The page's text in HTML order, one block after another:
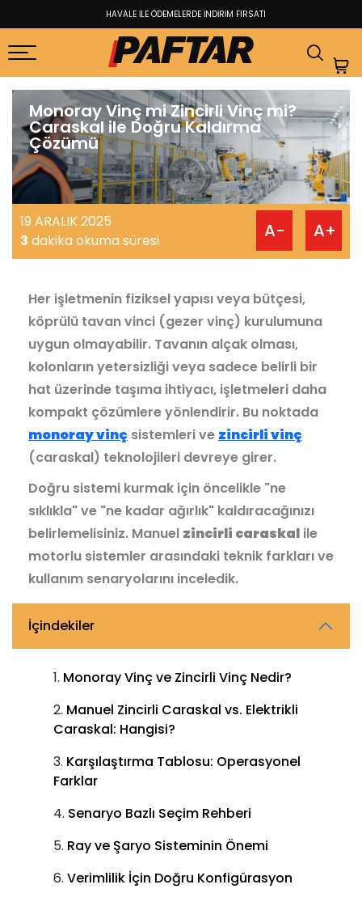
HAVALE İLE ÖDEMELERDE İNDİRİM FIRSATI​
Monoray Vinç mi Zincirli Vinç mi?
Caraskal ile Doğru Kaldırma
Çözümü
19 ARALIK 2025
3 dakika okuma süresi A- A+
Her işletmenin fiziksel yapısı veya bütçesi,
köprülü tavan vinci (gezer vinç) kurulumuna
uygun olmayabilir. Tavanın alçak olması,
kolonların yetersizliği veya sadece belirli bir
hat üzerinde taşıma ihtiyacı, işletmeleri daha
kompakt çözümlere yönlendirir. Bu noktada
monoray vinç sistemleri ve zincirli vinç
(caraskal) teknolojileri devreye girer.
Doğru sistemi kurmak için öncelikle "ne
sıklıkla" ve "ne kadar ağırlık" kaldıracağınızı
belirlemelisiniz. Manuel zincirli caraskal ile
motorlu sistemler arasındaki teknik farkları ve
kullanım senaryolarını inceledik.
İçindekiler
Monoray Vinç ve Zincirli Vinç Nedir?
Manuel Zincirli Caraskal vs. Elektrikli
Caraskal: Hangisi?
Karşılaştırma Tablosu: Operasyonel
Farklar
Senaryo Bazlı Seçim Rehberi
Ray ve Şaryo Sisteminin Önemi
Verimlilik İçin Doğru Konfigürasyon